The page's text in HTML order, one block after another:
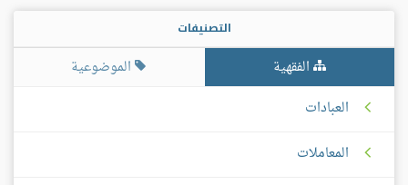
التصنيفات
الفقهية
الموضوعية
العبادات
المعاملات